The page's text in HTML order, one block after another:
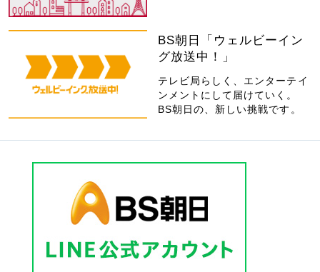
BS朝日「ウェルビーイン
グ放送中！」
テレビ局らしく、エンターテイ
ンメントにして届けていく。
BS朝日の、新しい挑戦です。